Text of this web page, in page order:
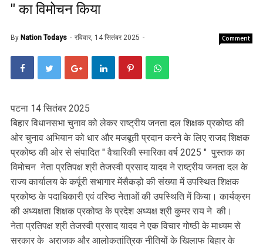
" का विमोचन किया
By Nation Todays रविवार, 14 सितंबर 2025 Comment
पटना 14 सितंबर 2025
बिहार विधानसभा चुनाव को लेकर राष्ट्रीय जनता दल शिक्षक प्रकोष्ठ की
ओर चुनाव अभियान को धार और मजबूती प्रदान करने के लिए राजद शिक्षक
प्रकोष्ठ की ओर से संपादित " वैचारिकी स्मारिका वर्ष 2025 " पुस्तक का
विमोचन नेता प्रतिपक्ष श्री तेजस्वी प्रसाद यादव ने राष्ट्रीय जनता दल के
राज्य कार्यालय के कर्पूरी सभागार मेंसैकड़ो की संख्या में उपस्थित शिक्षक
प्रकोष्ठ के पदाधिकारी एवं वरिष्ठ नेताओं की उपस्थिति में किया। कार्यक्रम
की अध्यक्षता शिक्षक प्रकोष्ठ के प्रदेश अध्यक्ष श्री कुमर राय ने की।
नेता प्रतिपक्ष श्री तेजस्वी प्रसाद यादव ने एक विचार गोष्ठी के माध्यम से
सरकार के अराजक और आलोकतांत्रिक नीतियों के खिलाफ बिहार के